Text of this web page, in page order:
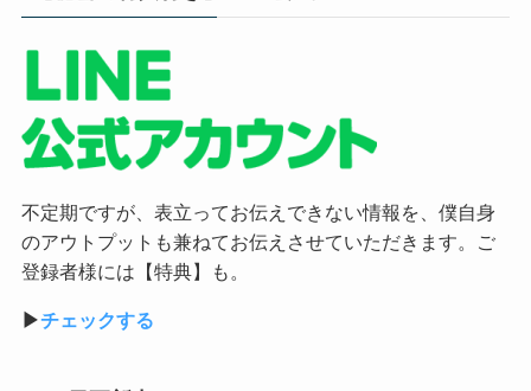
不定期ですが、表立ってお伝えできない情報を、僕自身
のアウトプットも兼ねてお伝えさせていただきます。ご
登録者様には【特典】も。
▶︎チェックする